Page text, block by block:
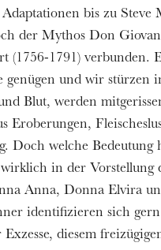
bis zu Steve
der Mythos Don
(1756-1791) verbunden.
genügen und wir stürzen
Blut, werden
Eroberungen,
Doch welche Bedeutung
in der Vorstellung
Anna, Donna Elvira
identifizieren sich
diesem